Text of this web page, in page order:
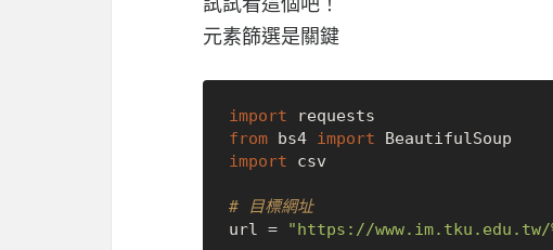
元素篩選是關鍵
import
from bs4 import
import csv
# 目標網址
url =
"https://www.im.tku.edu.tw/